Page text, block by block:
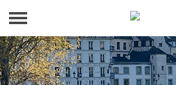
편안한 객실
장점